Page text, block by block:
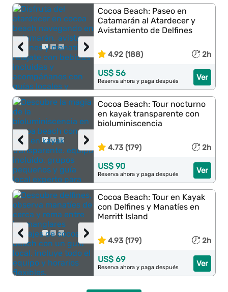
›
‹
Cocoa Beach: Paseo en
Catamarán al Atardecer y
Avistamiento de Delfines
4.92 (188) 2h
Ver
US$ 56
Reserva ahora y paga después
›
‹
Cocoa Beach: Tour nocturno
en kayak transparente con
bioluminiscencia
4.73 (179) 2h
Ver
US$ 90
Reserva ahora y paga después
›
‹
Cocoa Beach: Tour en Kayak
con Delfines y Manatíes en
Merritt Island
4.93 (179) 2h
Ver
US$ 69
Reserva ahora y paga después